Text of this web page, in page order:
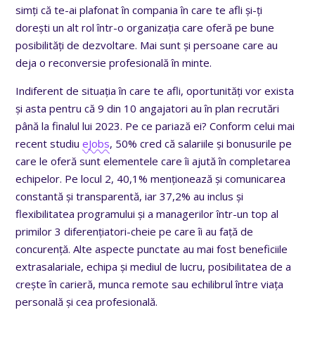
simți că te-ai plafonat în compania în care te afli și-ți
dorești un alt rol într-o organizația care oferă pe bune
posibilități de dezvoltare. Mai sunt și persoane care au
deja o reconversie profesională în minte.
Indiferent de situația în care te afli, oportunități vor exista
și asta pentru că 9 din 10 angajatori au în plan recrutări
până la finalul lui 2023. Pe ce pariază ei? Conform celui mai
recent studiueJobs, 50% cred că salariile și bonusurile pe
care le oferă sunt elementele care îi ajută în completarea
echipelor. Pe locul 2, 40,1% menționează și comunicarea
constantă și transparentă, iar 37,2% au inclus și
flexibilitatea programului și a managerilor într-un top al
primilor 3 diferențiatori-cheie pe care îi au față de
concurență. Alte aspecte punctate au mai fost beneficiile
extrasalariale, echipa și mediul de lucru, posibilitatea de a
crește în carieră, munca remote sau echilibrul între viața
personală și cea profesională.